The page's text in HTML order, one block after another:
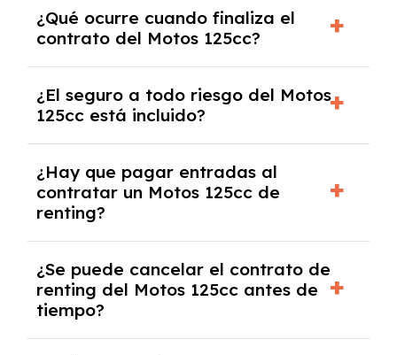
contrato y puede variar entre 10,000 y
30,000 km anuales. Si excedes ese límite,
puede haber un cargo adicional.
¿Qué ocurre cuando finaliza el
contrato del Motos 125cc?
coche, renovarlo por uno nuevo o, en algunos
casos, comprarlo a un precio previamente
acordado.
¿El seguro a todo riesgo del Motos
125cc está incluido?
125cc con el seguro a todo riesgo sin
franquicia incluido dentro de las cuotas
mensuales.
¿Hay que pagar entradas al
contratar un Motos 125cc de
renting?
tendrás que pagar ningún tipo de entrada
salvo en casos que lo exija el proveedor
debido al resultado del estudio de viabilidad
económica.
¿Se puede cancelar el contrato de
renting del Motos 125cc antes de
tiempo?